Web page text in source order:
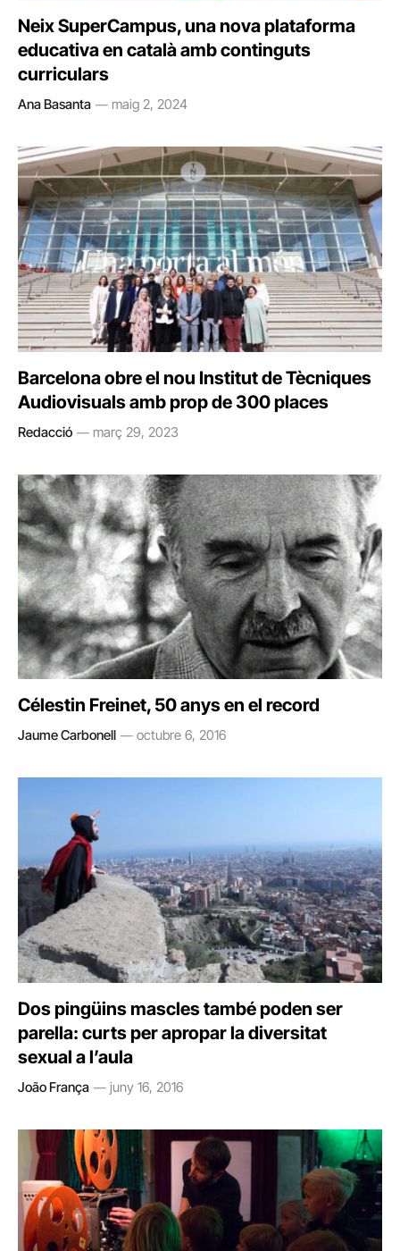
Neix SuperCampus, una nova plataforma
educativa en català amb continguts
curriculars
Ana Basanta maig 2, 2024
Barcelona obre el nou Institut de Tècniques
Audiovisuals amb prop de 300 places
Redacció març 29, 2023
Célestin Freinet, 50 anys en el record
Jaume Carbonell octubre 6, 2016
Dos pingüins mascles també poden ser
parella: curts per apropar la diversitat
sexual a l’aula
João França juny 16, 2016